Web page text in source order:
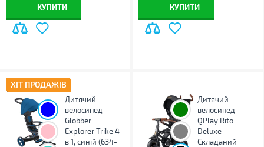
КУПИТИ КУПИТИ
ХІТ ПРОДАЖІВ
Дитячий
велосипед
Globber
Explorer Trike 4
в 1, синій (634-
Дитячий
велосипед
QPlay Rito
Deluxe
Складаний